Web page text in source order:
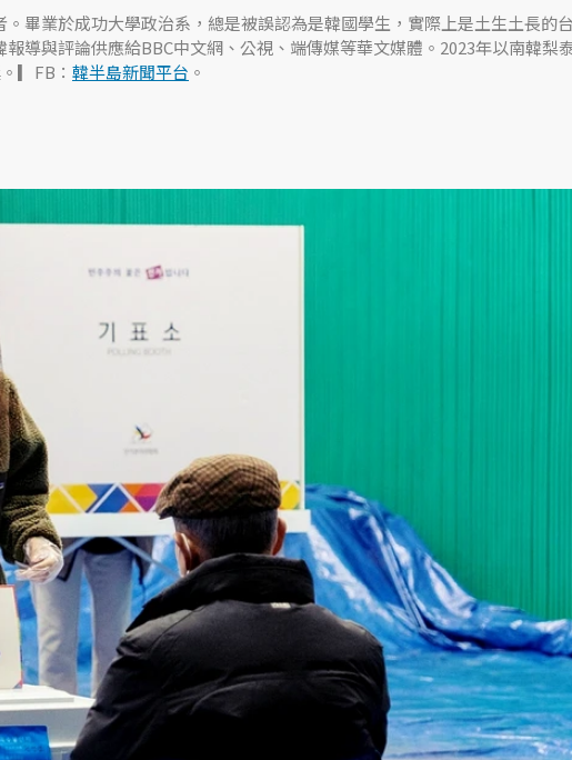
畢業於成功大學政治系，總是被誤認為是韓國學生，實際上是土生土長的
報導與評論供應給BBC中文網、公視、端傳媒等華文媒體。2023年以南韓梨
▎FB： 韓半島新聞平台 。